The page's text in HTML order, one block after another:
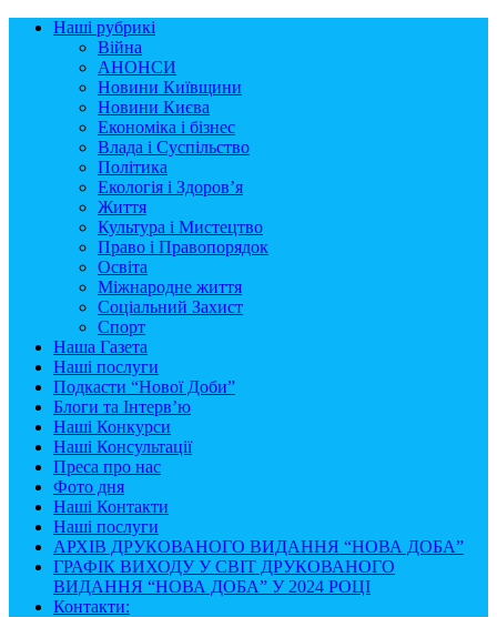
Наші рубрикі
Війна
АНОНСИ
Новини Київщини
Новини Києва
Економіка і бізнес
Влада і Суспільство
Політика
Екологія і Здоров’я
Життя
Культура і Мистецтво
Право і Правопорядок
Освіта
Міжнародне життя
Соціальний Захист
Спорт
Наша Газета
Наші послуги
Подкасти “Нової Доби”
Блоги та Інтерв’ю
Наші Конкурси
Наші Консультації
Преса про нас
Фото дня
Наші Контакти
Наші послуги
АРХІВ ДРУКОВАНОГО ВИДАННЯ “НОВА ДОБА”
ГРАФІК ВИХОДУ У СВІТ ДРУКОВАНОГО
ВИДАННЯ “НОВА ДОБА” У 2024 РОЦІ
Контакти: